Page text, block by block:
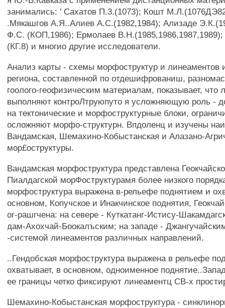
занимались: ' Сахатов П.3.(1073); Кошт
.Мякашгов А.Я..Алиев А.С.(1982,1984); Ализаде
Ф.С. (КОП,1986); Ермолаев В.Н.(1985,1986,1987,1989);
(КГ.8) и многио другие исследователи.
Анализ карты - схемы морфоструктур и линеаментов
региона, составленной по отдешифрованиш,
гоолого-геофизическим материалам, показывает, что
выполняют контроЛтруюпуто я усложняющую роль -
на тектонические и морфоструктурные блоки,
осложняют морфо-структурн. Впдоленц и изучены
Вандамская, Шемахино-Кобыстанская и Алазано-
мор£оструктуры.
Вандамская морфоструктура представлена
Пиалдагской морФоструктурамя более низкого
морфоструктура выражена в-рельефе поднятием и
основном, Копучское и Инакчинское поднятия,
ог-рашгчена: на севере - Куткатанг-Истису-
дам-Ахохчай-Боокалъским; на западе -
-системой линеаментов различных направлений.
..Гендобская морфоструктура выражена в рельефе
охватывает, в основном, одноименное
ее границы четко фиксируют линеаментц СВ-х
Шемахино-Кобыстанская морфоструктура -